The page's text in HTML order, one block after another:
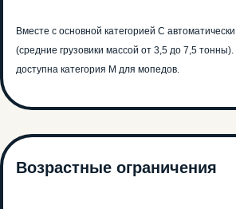
Вместе с основной категорией С
(средние грузовики массой от 3,5 до 7,5
доступна категория М для мопедов.
Возрастные ограничения